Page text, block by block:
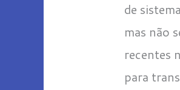
de
mas não
recentes
para